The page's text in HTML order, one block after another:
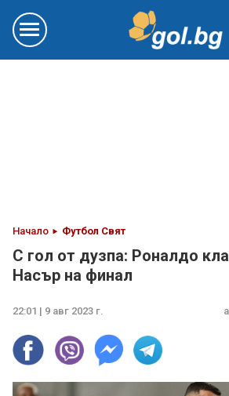
Начало Футбол Свят
С гол от дузпа: Роналдо
Насър на финал
22:01 | 9 авг 2023 г.